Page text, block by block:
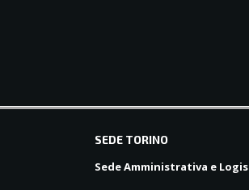
SEDE TORINO
Sede Amministrativa e